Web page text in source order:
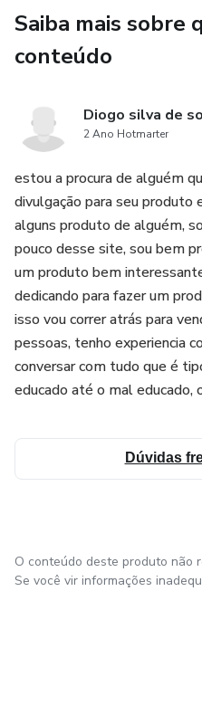
conforme aumenta suas
sua comissão irá aumentar.
🥈 80 Vendas + 5%
🥈 100 Vendas + 5%
🥇 120 Vendas + 5%
🚀 PREMIAÇÃO MENSAL
Ao alcançar uma das metas
(de um mesmo curso de
receber uma premiação em
🏆 METAS DAS
🤑 50 Vendas = R$ 300
🤑 200 Vendas = R$ 1.500
Saiba mais sobre
conteúdo
Diogo silva de
2 Ano Hotmarter
estou a procura de alguém
divulgação para seu produto
alguns produto de alguém,
pouco desse site, sou bem
um produto bem
dedicando para fazer um
isso vou correr atrás para
pessoas, tenho experiencia
conversar com tudo que é
educado até o mal educado,
Dúvidas
O conteúdo deste produto não
Se você vir informações